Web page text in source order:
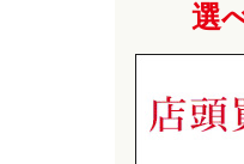
選